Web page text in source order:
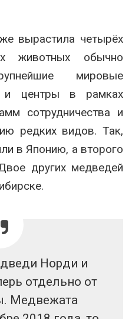
вырастила четырёх
животных обычно
мировые
и центры в рамках
сотрудничества и
редких видов. Так,
в Японию, а второго
других медведей
Норди и
отдельно от
Медвежата